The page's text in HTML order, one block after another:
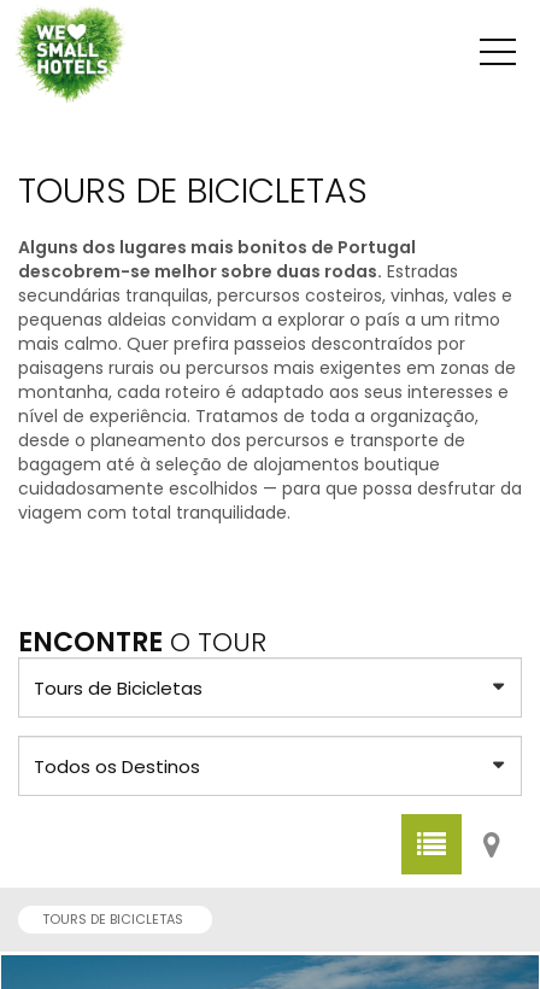
TOURS DE BICICLETAS
Alguns dos lugares mais bonitos de Portugal
descobrem-se melhor sobre duas rodas. Estradas
secundárias tranquilas, percursos costeiros, vinhas, vales e
pequenas aldeias convidam a explorar o país a um ritmo
mais calmo. Quer prefira passeios descontraídos por
paisagens rurais ou percursos mais exigentes em zonas de
montanha, cada roteiro é adaptado aos seus interesses e
nível de experiência. Tratamos de toda a organização,
desde o planeamento dos percursos e transporte de
bagagem até à seleção de alojamentos boutique
cuidadosamente escolhidos — para que possa desfrutar da
viagem com total tranquilidade.
ENCONTRE O TOUR
TOURS DE BICICLETAS